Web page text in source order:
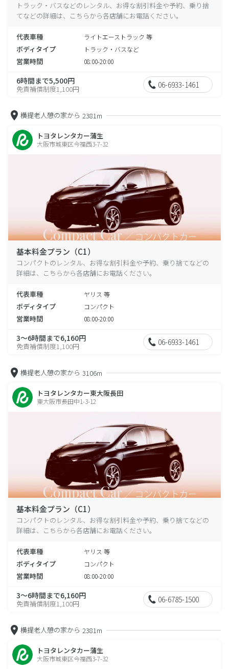
トラック・バスなどのレンタル、お得な割引料金や予約、乗り捨
てなどの詳細は、こちらから各店舗にお電話ください。
代表車種 ライトエーストラック 等
ボディタイプ トラック・バスなど
営業時間 08:00-20:00
6時間まで5,500円
免責補償制度1,100円 06-6933-1461
横提老人憩の家から 2381m
トヨタレンタカー蒲生
大阪市城東区今福西3-7-32
基本料金プラン（C1）
コンパクトのレンタル、お得な割引料金や予約、乗り捨てなどの
詳細は、こちらから各店舗にお電話ください。
代表車種 ヤリス 等
ボディタイプ コンパクト
営業時間 08:00-20:00
3～6時間まで6,160円
免責補償制度1,100円 06-6933-1461
横提老人憩の家から 3106m
トヨタレンタカー東大阪長田
東大阪市長田中1-3-12
基本料金プラン（C1）
コンパクトのレンタル、お得な割引料金や予約、乗り捨てなどの
詳細は、こちらから各店舗にお電話ください。
代表車種 ヤリス 等
ボディタイプ コンパクト
営業時間 08:00-20:00
3～6時間まで6,160円
免責補償制度1,100円 06-6785-1500
横提老人憩の家から 2381m
トヨタレンタカー蒲生
大阪市城東区今福西3-7-32